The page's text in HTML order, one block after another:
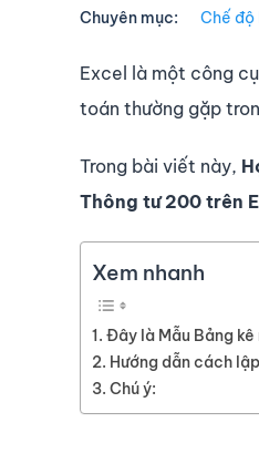
Chuyên mục: Chế
Excel là một công
toán thường gặp
Trong bài viết này,
Thông tư 200 trên
Xem nhanh
Đây là Mẫu Bảng
Hướng dẫn cách
Chú ý: